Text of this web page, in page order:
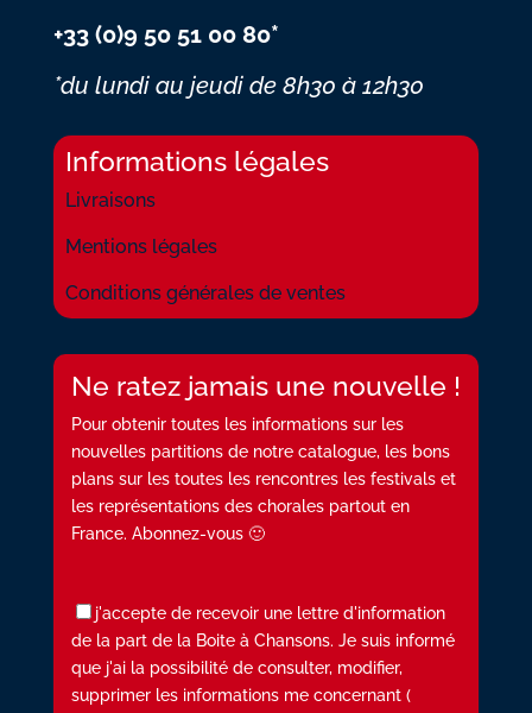
+33 (0)9 50 51 00 80*
*du lundi au jeudi de 8h30 à 12h30
Informations légales
Livraisons
Mentions légales
Conditions générales de ventes
Ne ratez jamais une nouvelle !
Pour obtenir toutes les informations sur les
nouvelles partitions de notre catalogue, les bons
plans sur les toutes les rencontres les festivals et
les représentations des chorales partout en
France. Abonnez-vous 🙂
j'accepte de recevoir une lettre d'information
de la part de la Boite à Chansons. Je suis informé
que j'ai la possibilité de consulter, modifier,
supprimer les informations me concernant (